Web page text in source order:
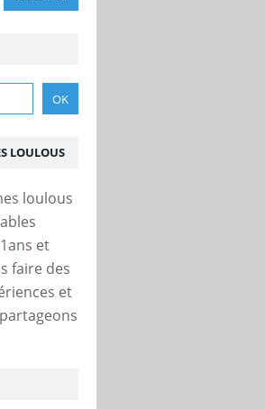
LOULOUS
et
faire des
et